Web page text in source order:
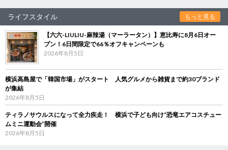
ライフスタイル もっと見る
【六六-LIULIU-麻辣湯（マーラータン）】恵比寿に8月6日オー
プン！6日間限定で66％オフキャンペーンも
2026年8月5日
横浜高島屋で「韓国市場」がスタート 人気グルメから雑貨まで約30ブランド
が集結
2026年8月5日
ティラノサウルスになって全力疾走！ 横浜で子ども向け“恐竜エアコスチュー
ムミニ運動会”開催
2026年8月5日